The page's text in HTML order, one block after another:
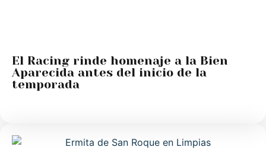
El Racing rinde homenaje a la Bien
Aparecida antes del inicio de la
temporada